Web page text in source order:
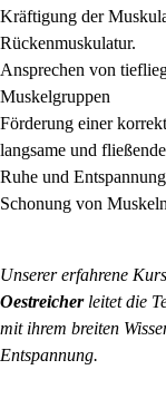
Kräftigung der
Rückenmuskulatur.
Ansprechen von
Muskelgruppen
Förderung einer
langsame und
Ruhe und Entspannung
Schonung von
Unserer erfahrene
Oestreicher leitet die
mit ihrem breiten
Entspannung.